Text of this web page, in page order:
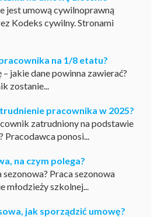
jest umową cywilnoprawną
Kodeks cywilny. Stronami
na 1/8 etatu?
jakie dane powinna zawierać?
zostanie...
pracownika w 2025?
zatrudniony na podstawie
Pracodawca ponosi...
na czym polega?
Praca sezonowa
młodzieży szkolnej...
jak sporządzić umowę?